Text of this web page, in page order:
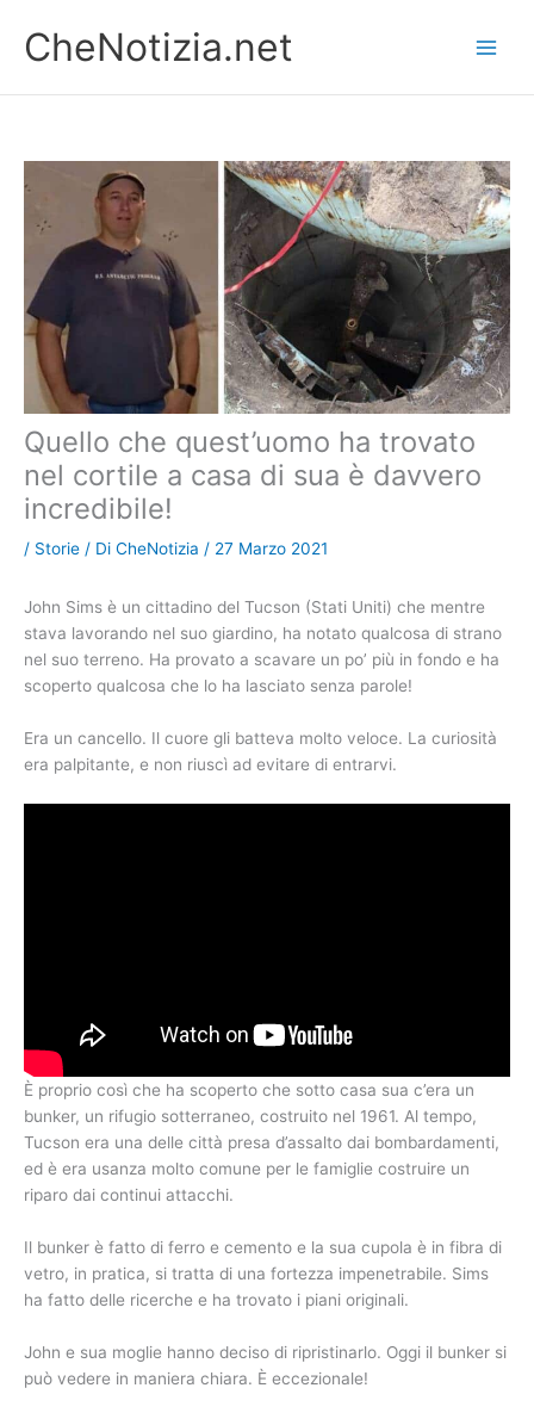
contenuto
CheNotizia.net
Quello che quest’uomo ha trovato
nel cortile a casa di sua è davvero
incredibile!
/ Storie / Di CheNotizia / 27 Marzo 2021
John Sims è un cittadino del Tucson (Stati Uniti) che mentre
stava lavorando nel suo giardino, ha notato qualcosa di strano
nel suo terreno. Ha provato a scavare un po’ più in fondo e ha
scoperto qualcosa che lo ha lasciato senza parole!
Era un cancello. Il cuore gli batteva molto veloce. La curiosità
era palpitante, e non riuscì ad evitare di entrarvi.
È proprio così che ha scoperto che sotto casa sua c’era un
bunker, un rifugio sotterraneo, costruito nel 1961. Al tempo,
Tucson era una delle città presa d’assalto dai bombardamenti,
ed è era usanza molto comune per le famiglie costruire un
riparo dai continui attacchi.
Il bunker è fatto di ferro e cemento e la sua cupola è in fibra di
vetro, in pratica, si tratta di una fortezza impenetrabile. Sims
ha fatto delle ricerche e ha trovato i piani originali.
John e sua moglie hanno deciso di ripristinarlo. Oggi il bunker si
può vedere in maniera chiara. È eccezionale!